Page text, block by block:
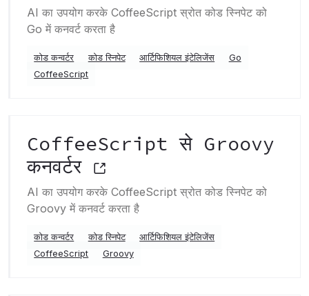
AI का उपयोग करके CoffeeScript स्रोत कोड स्निपेट को
Go में कनवर्ट करता है
कोड कन्वर्टर कोड स्निपेट आर्टिफिशियल इंटेलिजेंस
Go
CoffeeScript
CoffeeScript से Groovy
कनवर्टर
AI का उपयोग करके CoffeeScript स्रोत कोड स्निपेट को
Groovy में कनवर्ट करता है
कोड कन्वर्टर कोड स्निपेट
आर्टिफिशियल इंटेलिजेंस
CoffeeScript
Groovy